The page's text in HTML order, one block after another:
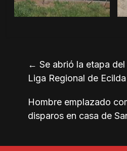
← Se abrió la etapa
Liga Regional de
Hombre emplazado
disparos en casa de